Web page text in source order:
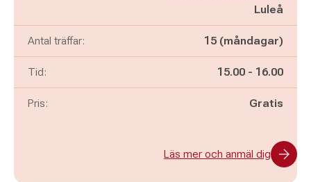
Luleå
Antal träffar: 15 (måndagar)
Tid: Pågår mellan
15.00 - och
16.00
Pris: Gratis
Läs mer och anmäl dig